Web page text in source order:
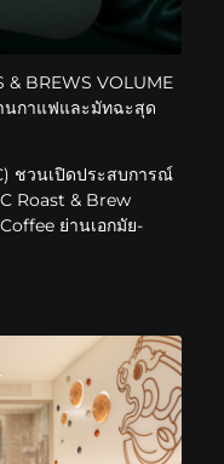
& BREWS VOLUME
นกาแฟและมัทฉะสุด
ชวนเปิดประสบการณ์
Roast & Brew
ย่านเอกมัย-